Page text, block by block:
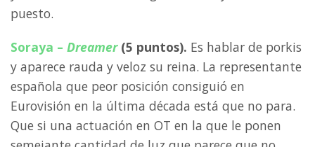
puesto.
Soraya – Dreamer(5 puntos). Es hablar de porkis
y aparece rauda y veloz su reina. La representante
española que peor posición consiguió en
Eurovisión en la última década está que no para.
Que si una actuación en OT en la que le ponen